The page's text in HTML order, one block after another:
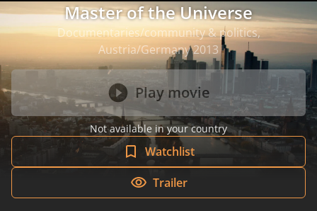
Master of the Universe
Documentaries/community & politics,
Austria/Germany 2013
Play movie
Not available in your country
Watchlist
Trailer